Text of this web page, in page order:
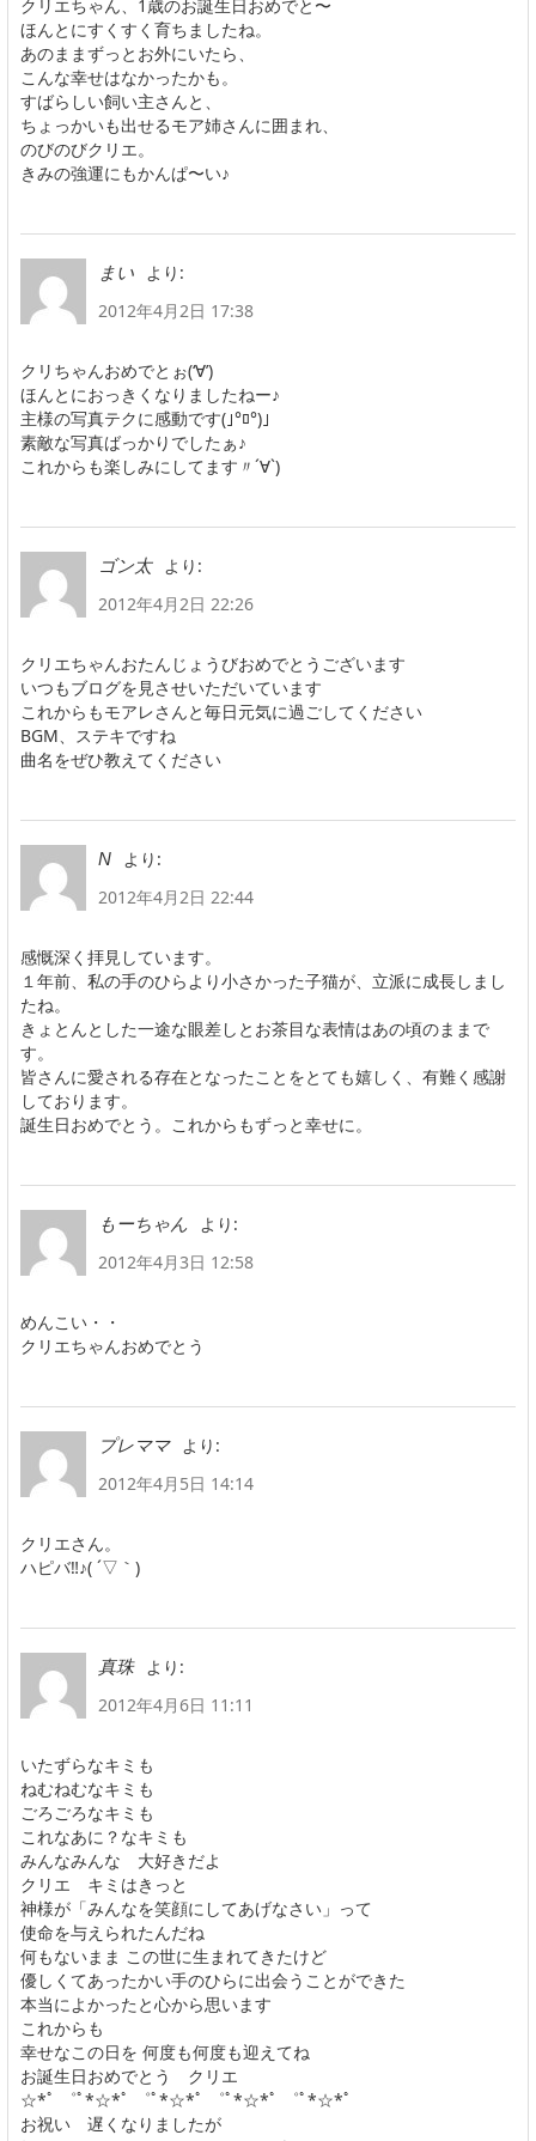
クリエちゃん、1歳のお誕生日おめでと〜
ほんとにすくすく育ちましたね。
あのままずっとお外にいたら、
こんな幸せはなかったかも。
すばらしい飼い主さんと、
ちょっかいも出せるモア姉さんに囲まれ、
のびのびクリエ。
きみの強運にもかんぱ〜い♪
まい
より:
2012年4月2日 17:38
クリちゃんおめでとぉ(‘∀’)
ほんとにおっきくなりましたねー♪
主様の写真テクに感動です(｣°ﾛ°)｣
素敵な写真ばっかりでしたぁ♪
これからも楽しみにしてます〃´∀`)
ゴン太
より:
2012年4月2日 22:26
クリエちゃんおたんじょうびおめでとうございます
いつもブログを見させいただいています
これからもモアレさんと毎日元気に過ごしてください
BGM、ステキですね
曲名をぜひ教えてください
N
より:
2012年4月2日 22:44
感慨深く拝見しています。
１年前、私の手のひらより小さかった子猫が、立派に成長しまし
たね。
きょとんとした一途な眼差しとお茶目な表情はあの頃のままで
す。
皆さんに愛される存在となったことをとても嬉しく、有難く感謝
しております。
誕生日おめでとう。これからもずっと幸せに。
もーちゃん
より:
2012年4月3日 12:58
めんこい・・
クリエちゃんおめでとう
プレママ
より:
2012年4月5日 14:14
クリエさん。
ハピバ‼♪( ´▽｀)
真珠
より:
2012年4月6日 11:11
いたずらなキミも
ねむねむなキミも
ごろごろなキミも
これなあに？なキミも
みんなみんな 大好きだよ
クリエ キミはきっと
神様が「みんなを笑顔にしてあげなさい」って
使命を与えられたんだね
何もないまま この世に生まれてきたけど
優しくてあったかい手のひらに出会うことができた
本当によかったと心から思います
これからも
幸せなこの日を 何度も何度も迎えてね
お誕生日おめでとう クリエ
☆*ﾟ ゜ﾟ*☆*ﾟ ゜ﾟ*☆*ﾟ ゜ﾟ*☆*ﾟ ゜ﾟ*☆*ﾟ
お祝い 遅くなりましたが